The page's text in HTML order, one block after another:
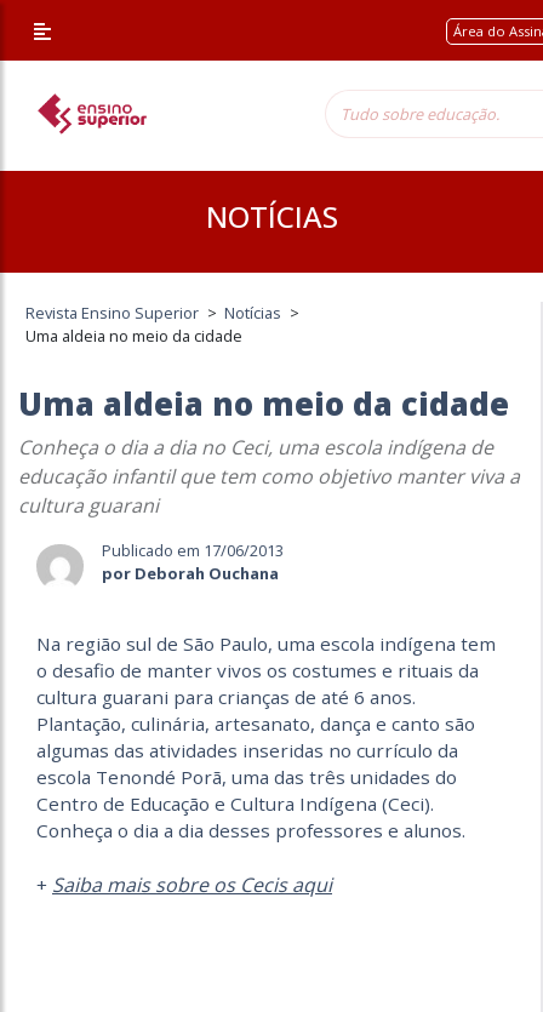
Área do
NOTÍCIAS
Revista Ensino Superior > Notícias >
Uma aldeia no meio da cidade
Uma aldeia no meio da cidade
Conheça o dia a dia no Ceci, uma escola indígena de
educação infantil que tem como objetivo manter viva a
cultura guarani
Publicado em 17/06/2013
por Deborah Ouchana
Na região sul de São Paulo, uma escola indígena tem
o desafio de manter vivos os costumes e rituais da
cultura guarani para crianças de até 6 anos.
Plantação, culinária, artesanato, dança e canto são
algumas das atividades inseridas no currículo da
escola Tenondé Porã, uma das três unidades do
Centro de Educação e Cultura Indígena (Ceci).
Conheça o dia a dia desses professores e alunos.
+ Saiba mais sobre os Cecis aqui